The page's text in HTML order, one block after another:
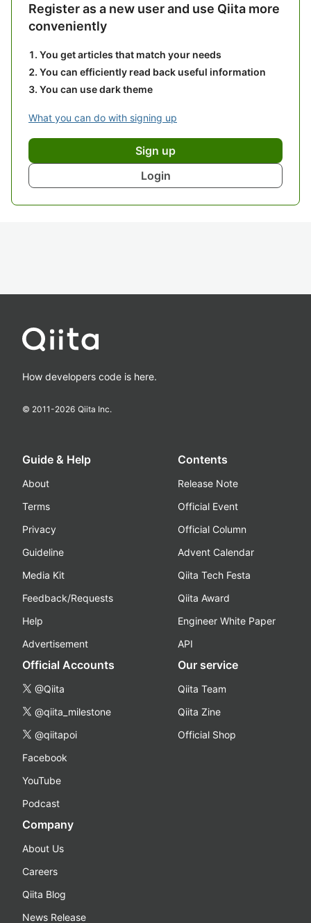
Register as a new user and use Qiita more
conveniently
You get articles that match your needs
You can efficiently read back useful information
You can use dark theme
What you can do with signing up
Sign up
Login
How developers code is here.
© 2011-2026 Qiita Inc.
Guide & Help
About
Terms
Privacy
Guideline
Media Kit
Feedback/Requests
Help
Advertisement
Contents
Release Note
Official Event
Official Column
Advent Calendar
Qiita Tech Festa
Qiita Award
Engineer White Paper
API
Official Accounts
@Qiita
@qiita_milestone
@qiitapoi
Facebook
YouTube
Podcast
Our service
Qiita Team
Qiita Zine
Official Shop
Company
About Us
Careers
Qiita Blog
News Release